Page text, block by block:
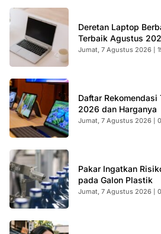
Deretan Laptop
Terbaik Agustus
Jumat, 7 Agustus 2026 |
Daftar
2026 dan Harganya
Jumat, 7 Agustus 2026 |
Pakar Ingatkan
pada Galon Plastik
Jumat, 7 Agustus 2026 |